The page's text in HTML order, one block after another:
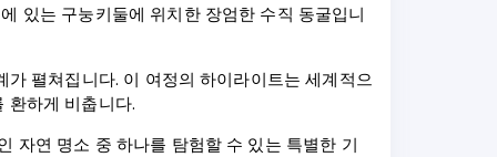
있는 구눙키둘에 위치한 장엄한 수직 동굴입니
펼쳐집니다. 이 여정의 하이라이트는 세계적으
환하게 비춥니다.
자연 명소 중 하나를 탐험할 수 있는 특별한 기